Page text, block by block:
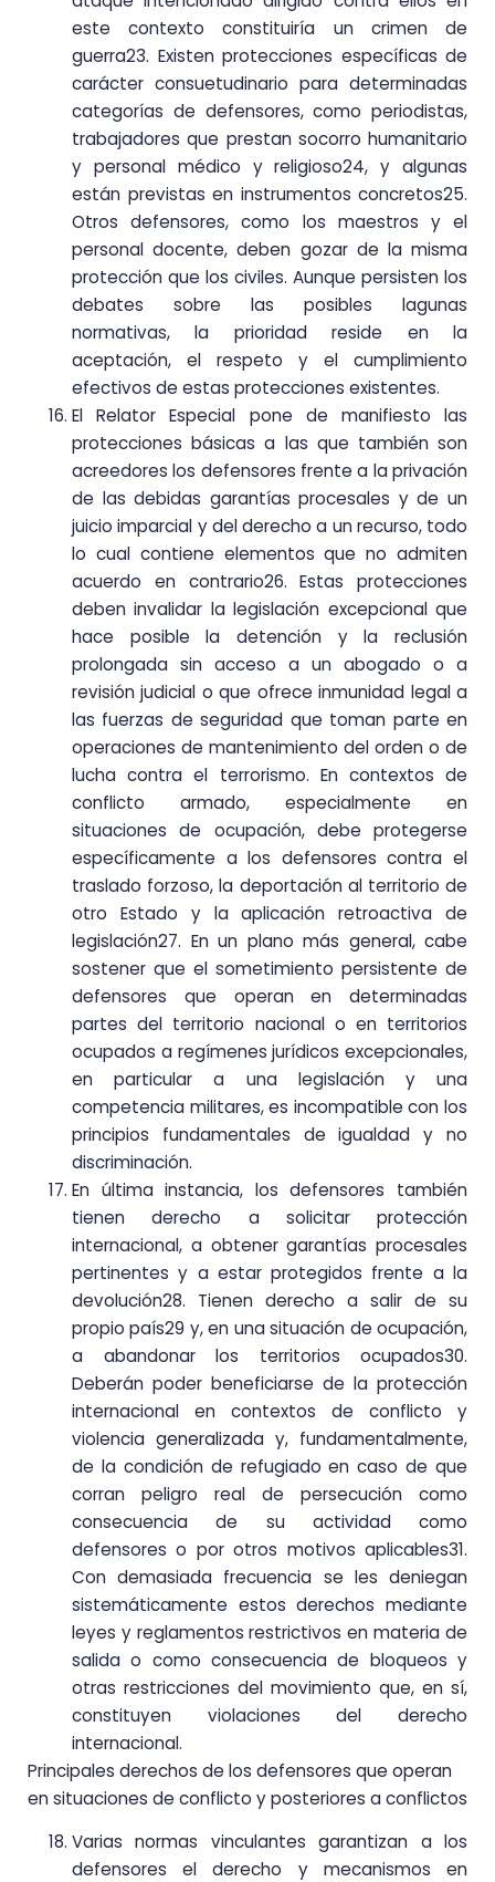
este contexto constituiría un crimen de
guerra23. Existen protecciones específicas de
carácter consuetudinario para determinadas
categorías de defensores, como periodistas,
trabajadores que prestan socorro humanitario
y personal médico y religioso24, y algunas
están previstas en instrumentos concretos25.
Otros defensores, como los maestros y el
personal docente, deben gozar de la misma
protección que los civiles. Aunque persisten los
debates sobre las posibles lagunas
normativas, la prioridad reside en la
aceptación, el respeto y el cumplimiento
efectivos de estas protecciones existentes.
El Relator Especial pone de manifiesto las
protecciones básicas a las que también son
acreedores los defensores frente a la privación
de las debidas garantías procesales y de un
juicio imparcial y del derecho a un recurso, todo
lo cual contiene elementos que no admiten
acuerdo en contrario26. Estas protecciones
deben invalidar la legislación excepcional que
hace posible la detención y la reclusión
prolongada sin acceso a un abogado o a
revisión judicial o que ofrece inmunidad legal a
las fuerzas de seguridad que toman parte en
operaciones de mantenimiento del orden o de
lucha contra el terrorismo. En contextos de
conflicto armado, especialmente en
situaciones de ocupación, debe protegerse
específicamente a los defensores contra el
traslado forzoso, la deportación al territorio de
otro Estado y la aplicación retroactiva de
legislación27. En un plano más general, cabe
sostener que el sometimiento persistente de
defensores que operan en determinadas
partes del territorio nacional o en territorios
ocupados a regímenes jurídicos excepcionales,
en particular a una legislación y una
competencia militares, es incompatible con los
principios fundamentales de igualdad y no
discriminación.
En última instancia, los defensores también
tienen derecho a solicitar protección
internacional, a obtener garantías procesales
pertinentes y a estar protegidos frente a la
devolución28. Tienen derecho a salir de su
propio país29 y, en una situación de ocupación,
a abandonar los territorios ocupados30.
Deberán poder beneficiarse de la protección
internacional en contextos de conflicto y
violencia generalizada y, fundamentalmente,
de la condición de refugiado en caso de que
corran peligro real de persecución como
consecuencia de su actividad como
defensores o por otros motivos aplicables31.
Con demasiada frecuencia se les deniegan
sistemáticamente estos derechos mediante
leyes y reglamentos restrictivos en materia de
salida o como consecuencia de bloqueos y
otras restricciones del movimiento que, en sí,
constituyen violaciones del derecho
internacional.
Principales derechos de los defensores que operan
en situaciones de conflicto y posteriores a conflictos
Varias normas vinculantes garantizan a los
defensores el derecho y mecanismos en